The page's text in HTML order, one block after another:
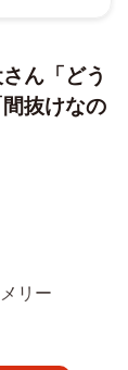
ん「どう
抜けなの
リー